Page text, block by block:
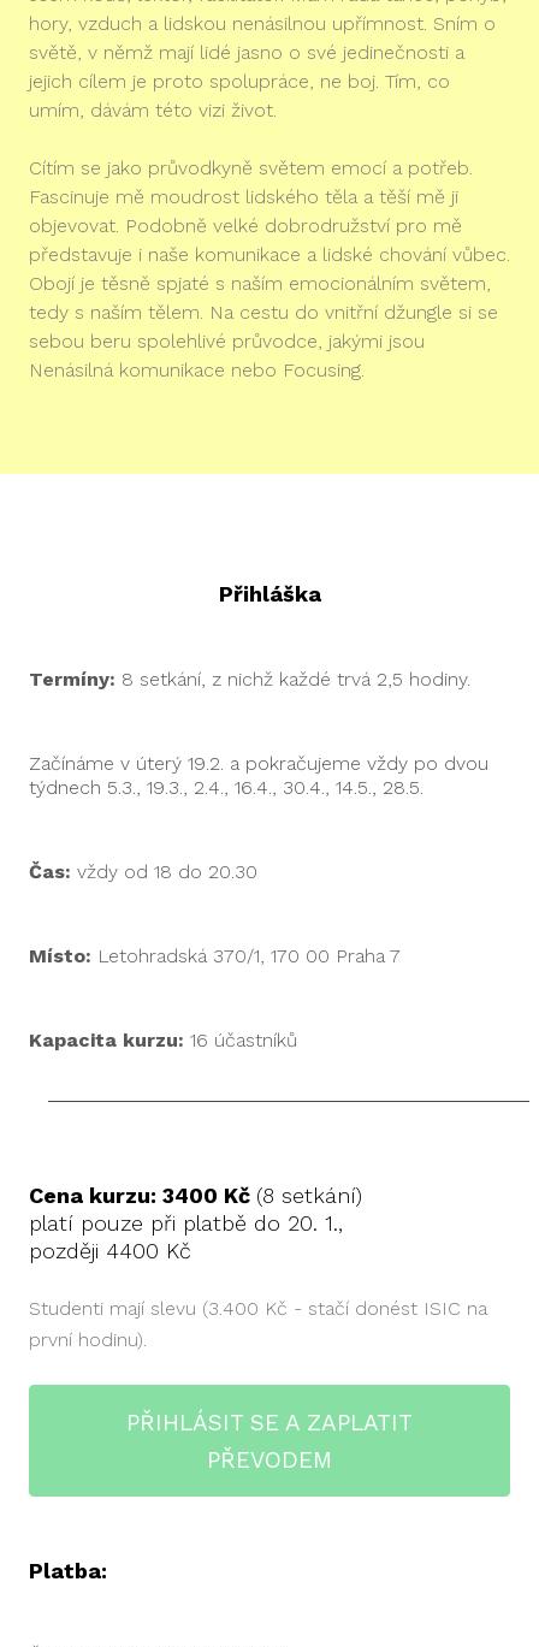
hory, vzduch a lidskou nenásilnou upřímnost. Sním o
světě, v němž mají lidé jasno o své jedinečnosti a
jejich cílem je proto spolupráce, ne boj. Tím, co
umím, dávám této vizi život.
Cítím se jako průvodkyně světem emocí a potřeb.
Fascinuje mě moudrost lidského těla a těší mě ji
objevovat. Podobně velké dobrodružství pro mě
představuje i naše komunikace a lidské chování vůbec.
Obojí je těsně spjaté s naším emocionálním světem,
tedy s naším tělem. Na cestu do vnitřní džungle si se
sebou beru spolehlivé průvodce, jakými jsou
Nenásilná komunikace nebo Focusing.
Přihláška
Termíny: 8 setkání, z nichž každé trvá 2,5 hodiny.
Začínáme v úterý 19.2. a pokračujeme vždy po dvou
týdnech 5.3., 19.3., 2.4., 16.4., 30.4., 14.5., 28.5.
Čas: vždy od 18 do 20.30
Místo: Letohradská 370/1, 170 00 Praha 7
Kapacita kurzu: 16 účastníků
Cena kurzu: 3400 Kč (8 setkání)
platí pouze při platbě do 20. 1.,
později 4400 Kč
Studenti mají slevu (3.400 Kč - stačí donést ISIC na
první hodinu).
PŘIHLÁSIT SE A ZAPLATIT
PŘEVODEM
Platba: